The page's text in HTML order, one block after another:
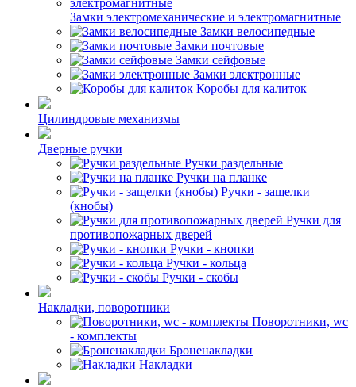
Замки электромеханические и электромагнитные
Замки велосипедные
Замки почтовые
Замки сейфовые
Замки электронные
Коробы для калиток
Цилиндровые механизмы
Дверные ручки
Ручки раздельные
Ручки на планке
Ручки - защелки
(кнобы)
Ручки для
противопожарных дверей
Ручки - кнопки
Ручки - кольца
Ручки - скобы
Накладки, поворотники
Поворотники, wc
- комплекты
Броненакладки
Накладки